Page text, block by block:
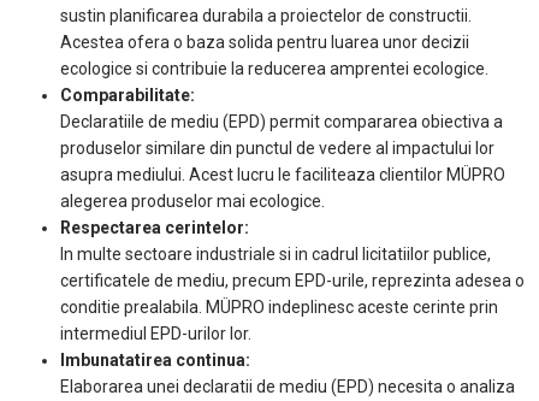
sustin planificarea durabila a proiectelor de constructii.
Acestea ofera o baza solida pentru luarea unor decizii
ecologice si contribuie la reducerea amprentei ecologice.
Comparabilitate:
Declaratiile de mediu (EPD) permit compararea obiectiva a
produselor similare din punctul de vedere al impactului lor
asupra mediului. Acest lucru le faciliteaza clientilor MÜPRO
alegerea produselor mai ecologice.
Respectarea cerintelor:
In multe sectoare industriale si in cadrul licitatiilor publice,
certificatele de mediu, precum EPD-urile, reprezinta adesea o
conditie prealabila. MÜPRO indeplinesc aceste cerinte prin
intermediul EPD-urilor lor.
Imbunatatirea continua:
Elaborarea unei declaratii de mediu (EPD) necesita o analiza